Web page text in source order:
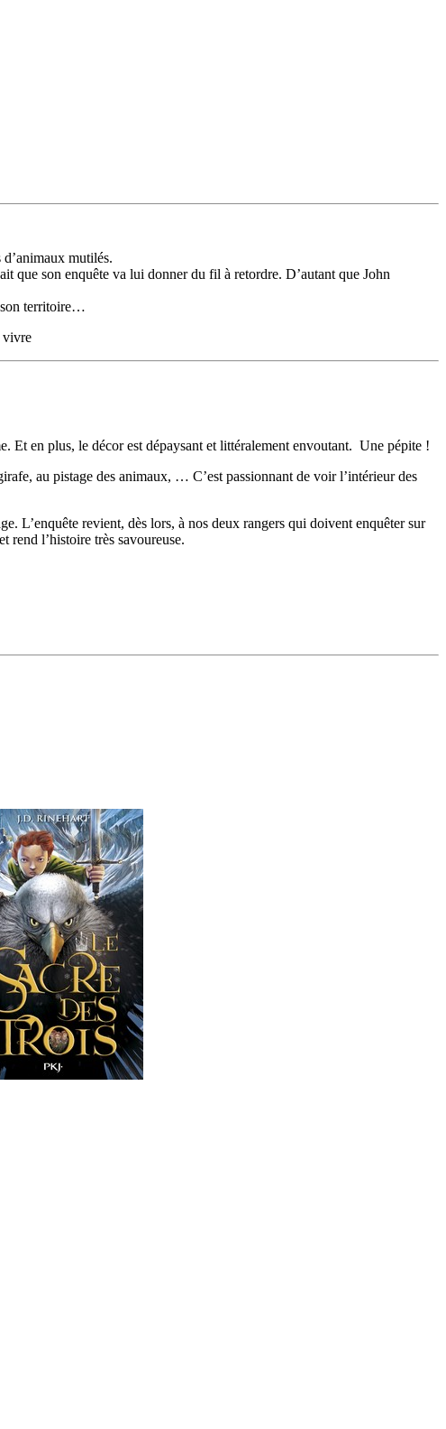
mutilés.
que son enquête va lui donner du fil à retordre. D’autant que John
son territoire…
vivre
Et en plus, le décor est dépaysant et littéralement envoutant. Une pépite !
au pistage des animaux, … C’est passionnant de voir l’intérieur des
L’enquête revient, dès lors, à nos deux rangers qui doivent enquêter sur
rend l’histoire très savoureuse.